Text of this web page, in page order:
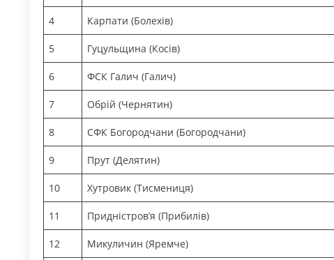
4 Карпати (Болехів)
5 Гуцульщина (Косів)
6 ФСК Галич (Галич)
7 Обрій (Чернятин)
8 СФК Богородчани (Богородчани)
9 Прут (Делятин)
10 Хутровик (Тисмениця)
11 Придністров’я (Прибилів)
12 Микуличин (Яремче)